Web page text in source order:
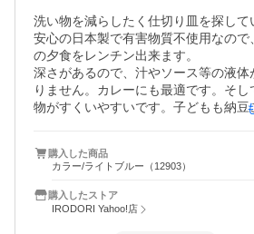
洗い物を減らしたく仕切り皿を探して
安心の日本製で有害物質不使用なので
の夕食をレンチン出来ます。
深さがあるので、汁やソース等の液体
りません。カレーにも最適です。そ
物がすくいやすいです。子どもも納豆
どもにひっくり返されないので、私は
購入した商品
カラー/ライトブルー（12903）
購入したストア
IRODORI Yahoo!店